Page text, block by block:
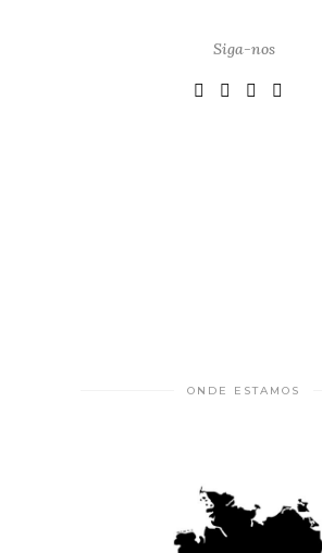
Siga-nos
ONDE ESTAMOS